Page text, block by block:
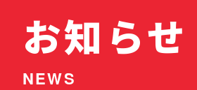
お知らせ
NEWS